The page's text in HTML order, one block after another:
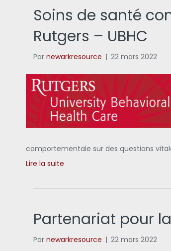
Soins de santé
Rutgers – UBHC
Parnewarkresource | 22 mars 2022
comportementale sur des questions
Lire la suite
Partenariat pour
Parnewarkresource | 22 mars 2022